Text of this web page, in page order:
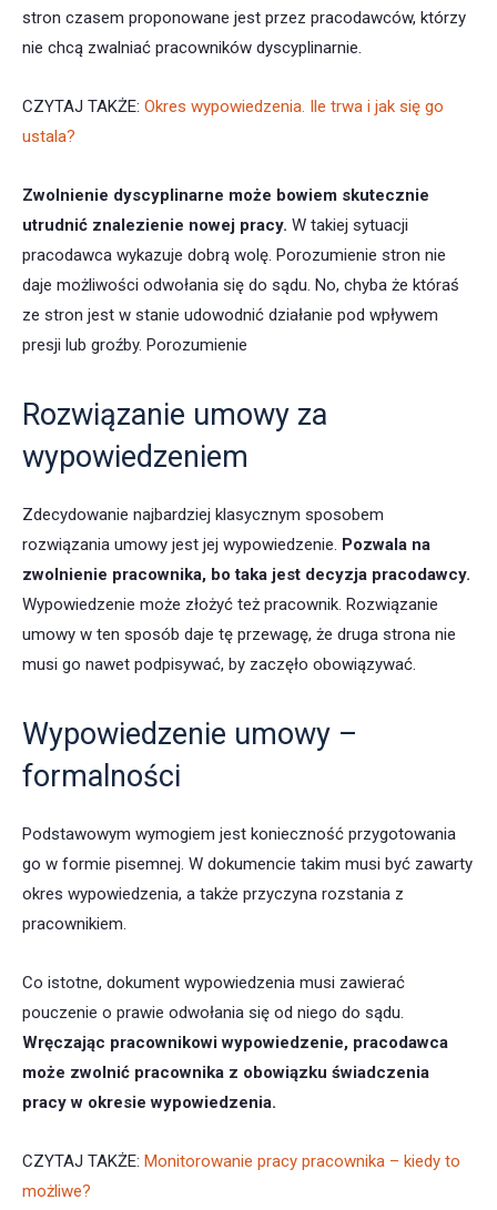
stron czasem proponowane jest przez pracodawców, którzy
nie chcą zwalniać pracowników dyscyplinarnie.
CZYTAJ TAKŻE: Okres wypowiedzenia. Ile trwa i jak się go
ustala?
Zwolnienie dyscyplinarne może bowiem skutecznie
utrudnić znalezienie nowej pracy. W takiej sytuacji
pracodawca wykazuje dobrą wolę. Porozumienie stron nie
daje możliwości odwołania się do sądu. No, chyba że któraś
ze stron jest w stanie udowodnić działanie pod wpływem
presji lub groźby. Porozumienie
Rozwiązanie umowy za
wypowiedzeniem
Zdecydowanie najbardziej klasycznym sposobem
rozwiązania umowy jest jej wypowiedzenie. Pozwala na
zwolnienie pracownika, bo taka jest decyzja pracodawcy.
Wypowiedzenie może złożyć też pracownik. Rozwiązanie
umowy w ten sposób daje tę przewagę, że druga strona nie
musi go nawet podpisywać, by zaczęło obowiązywać.
Wypowiedzenie umowy –
formalności
Podstawowym wymogiem jest konieczność przygotowania
go w formie pisemnej. W dokumencie takim musi być zawarty
okres wypowiedzenia, a także przyczyna rozstania z
pracownikiem.
Co istotne, dokument wypowiedzenia musi zawierać
pouczenie o prawie odwołania się od niego do sądu.
Wręczając pracownikowi wypowiedzenie, pracodawca
może zwolnić pracownika z obowiązku świadczenia
pracy w okresie wypowiedzenia.
CZYTAJ TAKŻE: Monitorowanie pracy pracownika – kiedy to
możliwe?